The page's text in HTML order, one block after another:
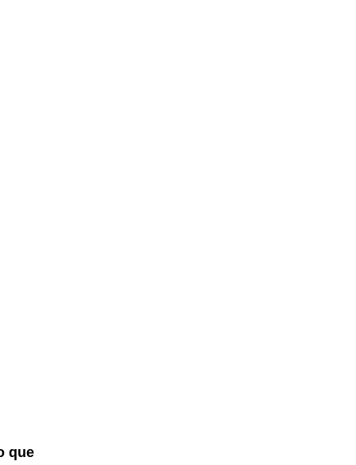
que